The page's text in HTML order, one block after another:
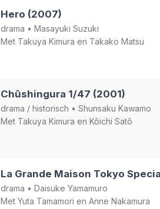
Hero (2007)
drama • Masayuki Suzuki
Met Takuya Kimura en Takako Matsu
Chûshingura 1/47 (2001)
drama / historisch • Shunsaku Kawamo
Met Takuya Kimura en Kôichi Satô
La Grande Maison Tokyo
drama • Daisuke Yamamuro
Met Yuta Tamamori en Anne Nakamura